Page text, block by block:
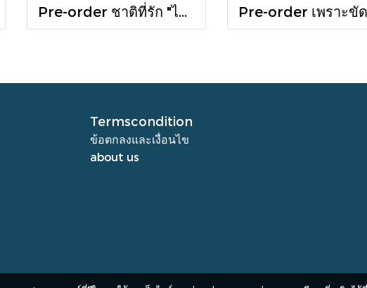
Pre-order ชาติที่รัก "ไทย-กัมพูชา" กับเส้นสมมติ / พวงทอง ภวัครพันธุ์ / มติชน
Termscondition
ข้อตกลงและเงื่อนไข
about us